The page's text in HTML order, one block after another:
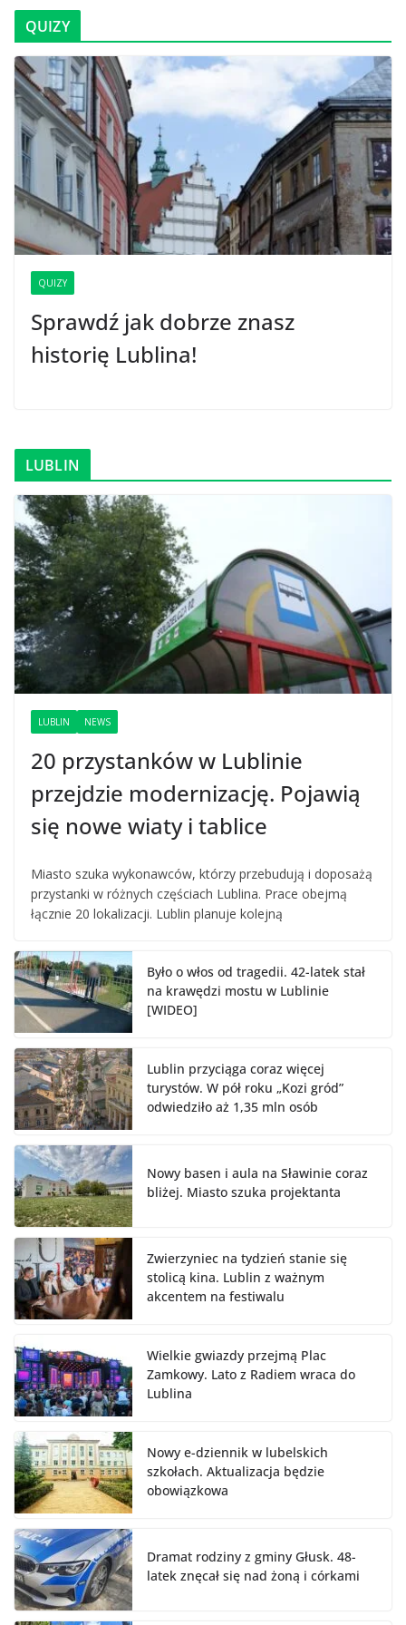
QUIZY
QUIZY
Sprawdź jak dobrze znasz
historię Lublina!
LUBLIN
LUBLIN NEWS
20 przystanków w Lublinie
przejdzie modernizację. Pojawią
się nowe wiaty i tablice
Miasto szuka wykonawców, którzy przebudują i doposażą
przystanki w różnych częściach Lublina. Prace obejmą
łącznie 20 lokalizacji. Lublin planuje kolejną
Było o włos od tragedii. 42-latek stał
na krawędzi mostu w Lublinie
[WIDEO]
Lublin przyciąga coraz więcej
turystów. W pół roku „Kozi gród”
odwiedziło aż 1,35 mln osób
Nowy basen i aula na Sławinie coraz
bliżej. Miasto szuka projektanta
Zwierzyniec na tydzień stanie się
stolicą kina. Lublin z ważnym
akcentem na festiwalu
Wielkie gwiazdy przejmą Plac
Zamkowy. Lato z Radiem wraca do
Lublina
Nowy e-dziennik w lubelskich
szkołach. Aktualizacja będzie
obowiązkowa
Dramat rodziny z gminy Głusk. 48-
latek znęcał się nad żoną i córkami